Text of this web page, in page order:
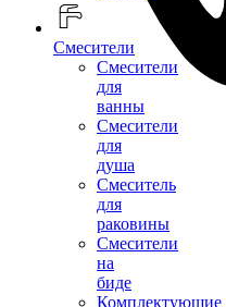
Смесители
Смесители
для
ванны
Смесители
для
душа
Смеситель
для
раковины
Смесители
на
биде
Комплектующие